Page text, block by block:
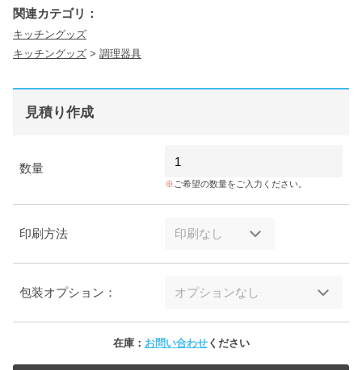
関連カテゴリ：
キッチングッズ
キッチングッズ > 調理器具
見積り作成
数量
ご希望の数量をご入力ください。
印刷方法
包装オプション：
在庫： お問い合わせください